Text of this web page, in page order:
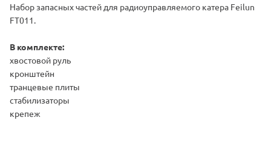
Набор запасных частей для радиоуправляемого катера Feilun
FT011.
В комплекте:
хвостовой руль
кронштейн
транцевые плиты
стабилизаторы
крепеж